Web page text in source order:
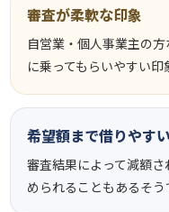
審査が柔軟な印象
自営業・個人事業主の
に乗ってもらいやすい印
希望額まで借りやす
審査結果によって減額
められることもあるそう